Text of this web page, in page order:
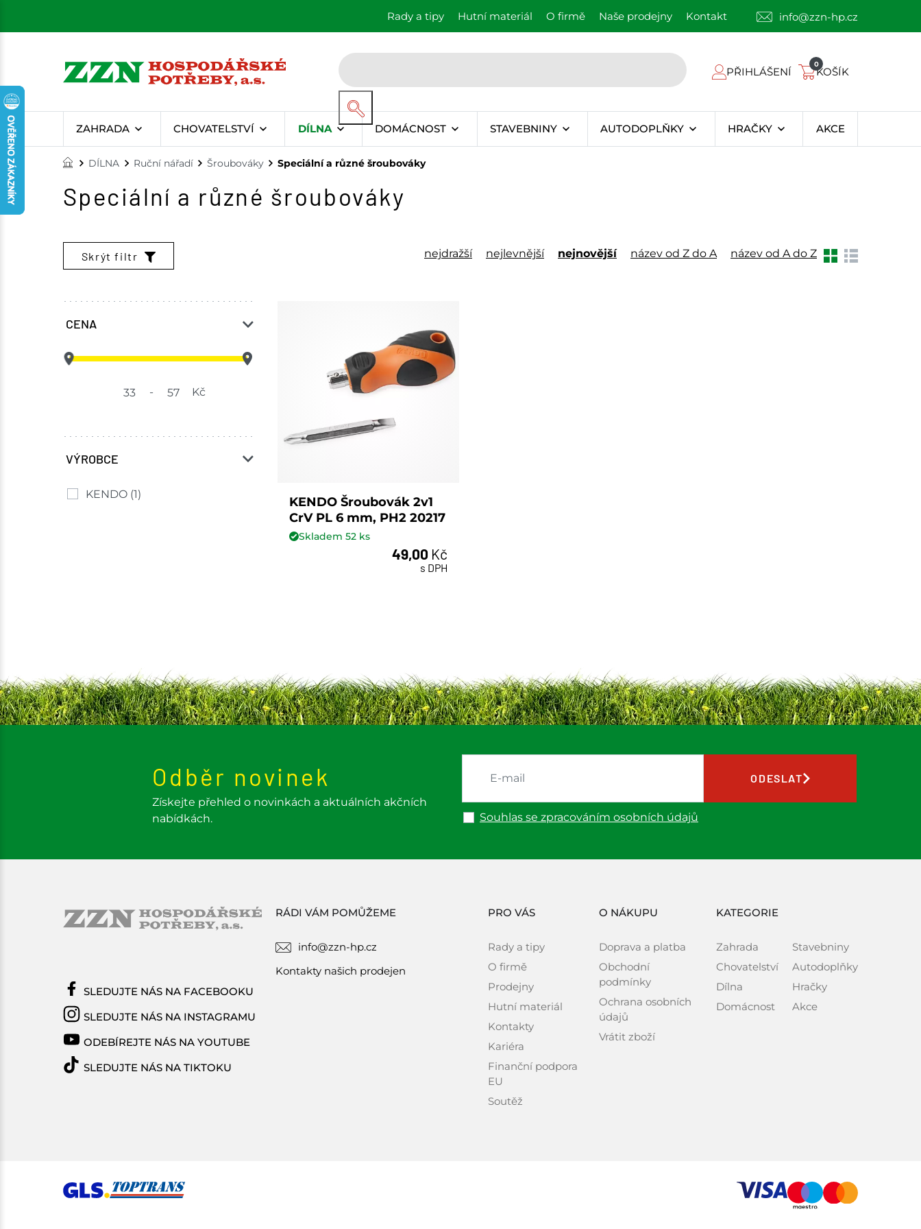
Rady a tipy Hutní materiál O firmě Naše prodejny Kontakt info@zzn-hp.cz
PŘIHLÁŠENÍ
0
KOŠÍK
ZAHRADA CHOVATELSTVÍ DÍLNA DOMÁCNOST STAVEBNINY AUTODOPLŇKY HRAČKY AKCE
DÍLNA Ruční nářadí Šroubováky Speciální a různé šroubováky
Speciální a různé šroubováky
Skrýt filtr nejdražší nejlevnější nejnovější název od Z do A název od A do Z
CENA
- Kč
VÝROBCE
KENDO (1)
KENDO Šroubovák 2v1
CrV PL 6 mm, PH2 20217
Skladem52 ks
49,00 Kč
s DPH
Odběr novinek
Získejte přehled o novinkách a aktuálních akčních
nabídkách.
Souhlas se zpracováním osobních údajů
ODESLAT
RÁDI VÁM POMŮŽEME
info@zzn-hp.cz
Kontakty našich prodejen
PRO VÁS
Rady a tipy
O firmě
Prodejny
Hutní materiál
Kontakty
Kariéra
Finanční podpora
EU
Soutěž
O NÁKUPU
Doprava a platba
Obchodní
podmínky
Ochrana osobních
údajů
Vrátit zboží
KATEGORIE
Zahrada
Chovatelství
Dílna
Domácnost
Stavebniny
Autodoplňky
Hračky
Akce
SLEDUJTE NÁS NA FACEBOOKU
SLEDUJTE NÁS NA INSTAGRAMU
ODEBÍREJTE NÁS NA YOUTUBE
SLEDUJTE NÁS NA TIKTOKU